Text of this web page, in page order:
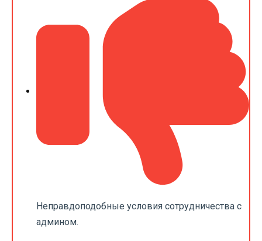
Неправдоподобные условия сотрудничества с
админом.